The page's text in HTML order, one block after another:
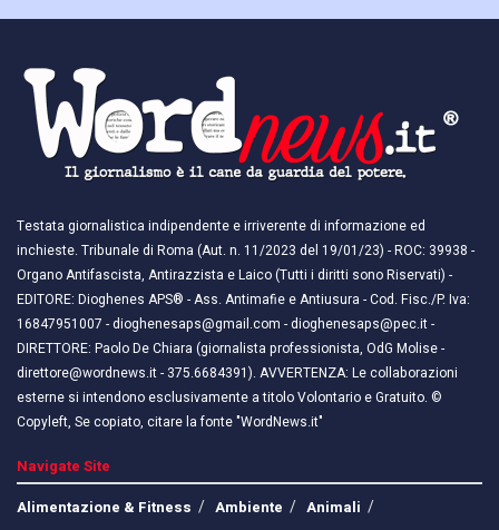
Testata giornalistica indipendente e irriverente di informazione ed
inchieste. Tribunale di Roma (Aut. n. 11/2023 del 19/01/23) - ROC: 39938 -
Organo Antifascista, Antirazzista e Laico (Tutti i diritti sono Riservati) -
EDITORE: Dioghenes APS® - Ass. Antimafie e Antiusura - Cod. Fisc./P. Iva:
16847951007 - dioghenesaps@gmail.com - dioghenesaps@pec.it - ​​
DIRETTORE: Paolo De Chiara (giornalista professionista, OdG Molise -
direttore@wordnews.it - ​​375.6684391). AVVERTENZA: Le collaborazioni
esterne si intendono esclusivamente a titolo Volontario e Gratuito. ©
Copyleft, Se copiato, citare la fonte "WordNews.it"
Navigate Site
Alimentazione & Fitness
Ambiente
Animali